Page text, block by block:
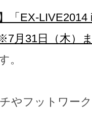
「EX-
月31日（木）
。
やフットワー